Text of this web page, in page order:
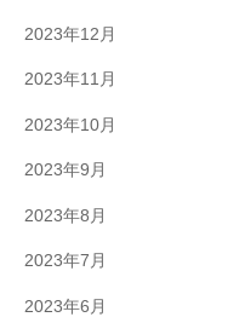
2023年12月
2023年11月
2023年10月
2023年9月
2023年8月
2023年7月
2023年6月